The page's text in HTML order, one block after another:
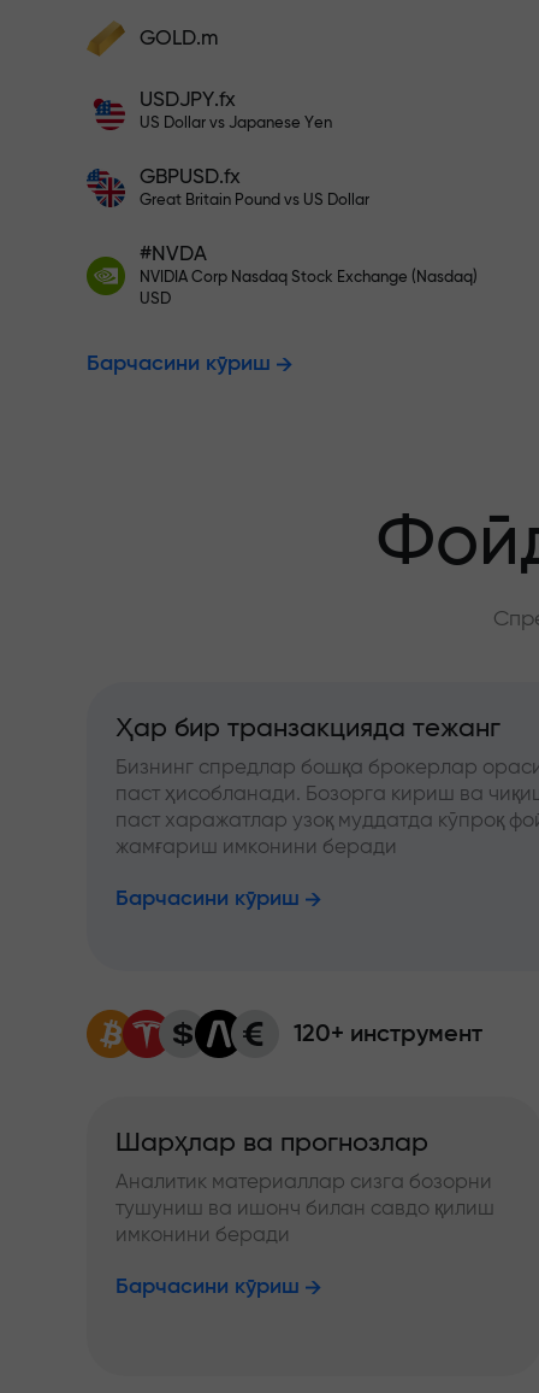
Ҳисобни тўлдиринг ва
бонус олинг. X1000 хато эмас. Депозит
қанча катта бўлса, мультипликатор
Ҳисобингизни $333 билан
Рисксиз
фойдангиз
X1000 гача
GOLD.m
USDJPY.fx
US Dollar vs Japanese Yen
GBPUSD.fx
Great Britain Pound vs US Dollar
#NVDA
NVIDIA Corp Nasdaq Stock Exchange (Nasdaq)
USD
Барчасини кўриш
Ҳар бир транзакцияда тежанг
Бизнинг спредлар бошқа брокерлар
паст ҳисобланади. Бозорга кириш ва
паст харажатлар узоқ муддатда кўпроқ
жамғариш имконини беради
Барчасини кўриш
120+ инструмент
Шарҳлар ва прогнозлар
Аналитик материаллар сизга бозорни
тушуниш ва ишонч билан савдо қилиш
имконини беради
Барчасини кўриш